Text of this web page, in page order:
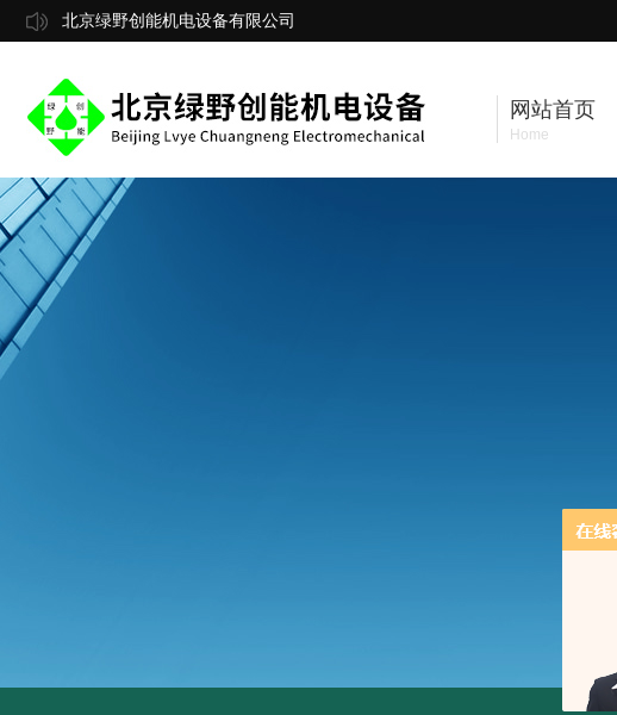
北京绿野创能机电设备有限公司
网站首页
Home